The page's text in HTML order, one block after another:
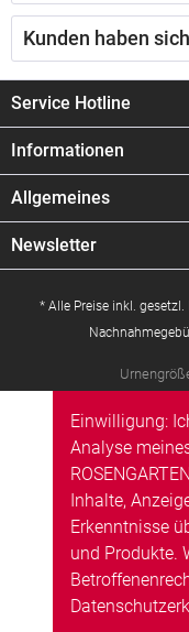
Kunden haben
Service Hotline
Informationen
Allgemeines
Newsletter
* Alle Preise inkl.
Einwilligung:
Analyse
Inhalte,
Erkenntnisse
und Produkte.